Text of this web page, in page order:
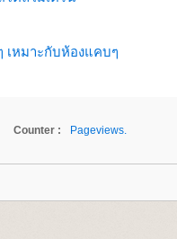
Counter :
Pageviews.